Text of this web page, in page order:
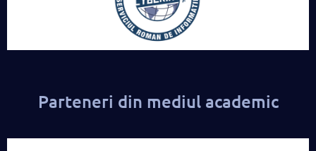
Parteneri din mediul academic